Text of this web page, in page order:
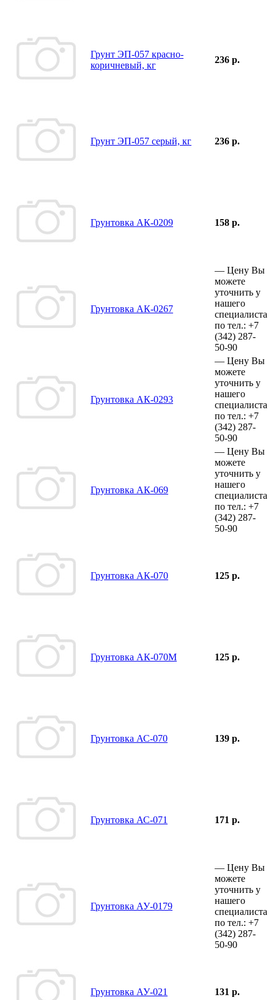
Грунт ЭП-057 красно-
коричневый, кг
236 р.
Грунт ЭП-057 серый, кг 236 р.
Грунтовка АК-0209 158 р.
Грунтовка АК-0267
— Цену Вы
можете
уточнить у
нашего
специалиста
по тел.: +7
(342) 287-
50-90
Грунтовка АК-0293
— Цену Вы
можете
уточнить у
нашего
специалиста
по тел.: +7
(342) 287-
50-90
Грунтовка АК-069
— Цену Вы
можете
уточнить у
нашего
специалиста
по тел.: +7
(342) 287-
50-90
Грунтовка АК-070 125 р.
Грунтовка АК-070М 125 р.
Грунтовка АС-070 139 р.
Грунтовка АС-071 171 р.
Грунтовка АУ-0179
— Цену Вы
можете
уточнить у
нашего
специалиста
по тел.: +7
(342) 287-
50-90
Грунтовка АУ-021 131 р.